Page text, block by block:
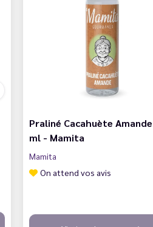
Praliné Cacahuète
ml - Mamita
Mamita
On attend vos avis